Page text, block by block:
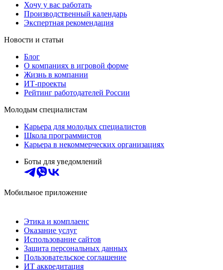
Хочу у вас работать
Производственный календарь
Экспертная рекомендация
Новости и статьи
Блог
О компаниях в игровой форме
Жизнь в компании
ИТ-проекты
Рейтинг работодателей России
Молодым специалистам
Карьера для молодых специалистов
Школа программистов
Карьера в некоммерческих организациях
Боты для уведомлений
Мобильное приложение
Этика и комплаенс
Оказание услуг
Использование сайтов
Защита персональных данных
Пользовательское соглашение
ИТ аккредитация